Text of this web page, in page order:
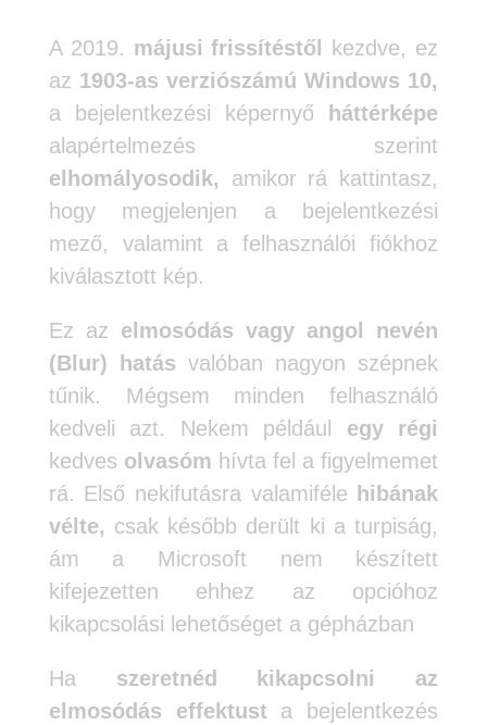
A 2019. májusi frissítéstől
kezdve, ez
az 1903-as verziószámú Windows 10,
a bejelentkezési képernyő
háttérképe
alapértelmezés szerint
elhomályosodik, amikor rá kattintasz,
hogy megjelenjen a bejelentkezési
mező, valamint a felhasználói fiókhoz
kiválasztott kép.
Ez az elmosódás vagy angol nevén
(Blur) hatás valóban nagyon szépnek
tűnik. Mégsem minden felhasználó
kedveli azt. Nekem például egy régi
kedves olvasóm hívta fel a figyelmemet
rá. Első nekifutásra valamiféle hibának
vélte, csak később derült ki a turpiság,
ám a Microsoft nem készített
kifejezetten ehhez az opcióhoz
kikapcsolási lehetőséget a gépházban
Ha szeretnéd kikapcsolni az
elmosódás effektusta bejelentkezés